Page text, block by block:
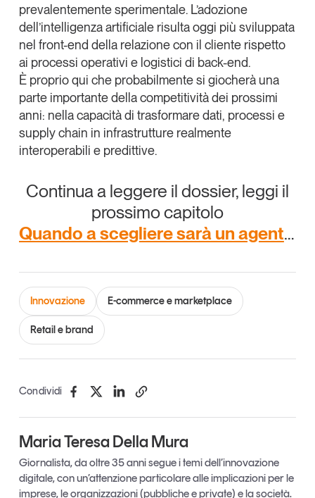
prevalentemente sperimentale. L’adozione
dell’intelligenza artificiale risulta oggi più sviluppata
nel front-end della relazione con il cliente rispetto
ai processi operativi e logistici di back-end.
È proprio qui che probabilmente si giocherà una
parte importante della competitività dei prossimi
anni: nella capacità di trasformare dati, processi e
supply chain in infrastrutture realmente
interoperabili e predittive.
Continua a leggere il dossier, leggi il
prossimo capitolo
Quando a scegliere sarà un agente IA: il nuovo scenario dell’agentic commerce
Innovazione E-commerce e marketplace
Retail e brand
Condividi
Maria Teresa Della Mura
Giornalista, da oltre 35 anni segue i temi dell’innovazione
digitale, con un’attenzione particolare alle implicazioni per le
imprese, le organizzazioni (pubbliche e private) e la società.